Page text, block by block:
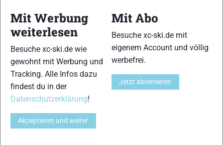
36
Mit Werbung
weiterlesen
Besuche xc-ski.de wie
gewohnt mit Werbung und
Tracking. Alle Infos dazu
findest du in der
Datenschutzerklärung!
Akzeptieren und weiter
Mit Abo
Besuche xc-ski.de mit
eigenem Account und völlig
werbefrei.
Jetzt abonnieren